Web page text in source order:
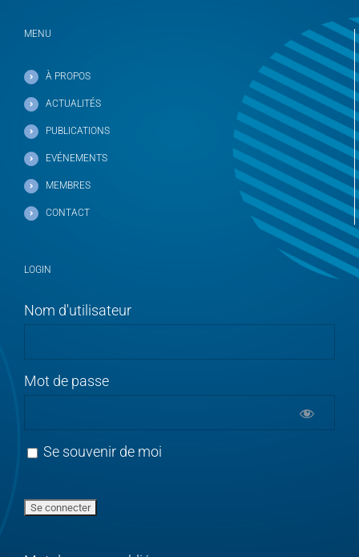
MENU
À PROPOS
ACTUALITÉS
PUBLICATIONS
EVÉNEMENTS
MEMBRES
CONTACT
LOGIN
Nom d'utilisateur
Mot de passe
Se souvenir de moi